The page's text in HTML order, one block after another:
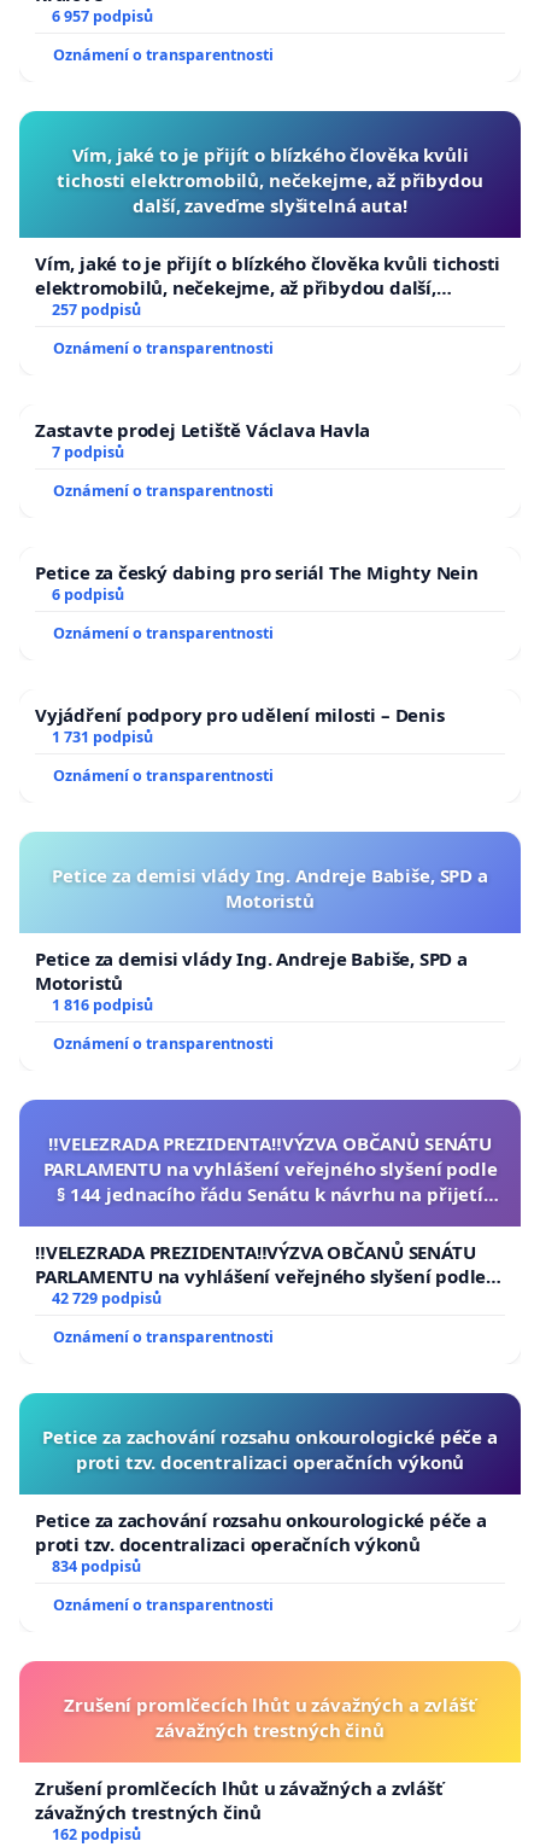
6 957 podpisů
Oznámení o transparentnosti
Vím, jaké to je přijít o blízkého člověka kvůli
tichosti elektromobilů, nečekejme, až přibydou
další, zaveďme slyšitelná auta!
Vím, jaké to je přijít o blízkého člověka kvůli tichosti
elektromobilů, nečekejme, až přibydou další,
zaveďme slyšitelná auta!
257 podpisů
Oznámení o transparentnosti
Zastavte prodej Letiště Václava Havla
7 podpisů
Oznámení o transparentnosti
Petice za český dabing pro seriál The Mighty Nein
6 podpisů
Oznámení o transparentnosti
Vyjádření podpory pro udělení milosti – Denis
1 731 podpisů
Oznámení o transparentnosti
Petice za demisi vlády Ing. Andreje Babiše, SPD a
Motoristů
Petice za demisi vlády Ing. Andreje Babiše, SPD a
Motoristů
1 816 podpisů
Oznámení o transparentnosti
‼️VELEZRADA PREZIDENTA‼️VÝZVA OBČANŮ SENÁTU
PARLAMENTU na vyhlášení veřejného slyšení podle
§ 144 jednacího řádu Senátu k návrhu na přijetí
republiky
‼️VELEZRADA PREZIDENTA‼️VÝZVA OBČANŮ SENÁTU
PARLAMENTU na vyhlášení veřejného slyšení podle §
144 jednacího řádu Senátu k návrhu na přijetí
usnesení k podání ústavní žaloby na prezidenta
republiky
42 729 podpisů
Oznámení o transparentnosti
Petice za zachování rozsahu onkourologické péče a
proti tzv. docentralizaci operačních výkonů
Petice za zachování rozsahu onkourologické péče a
proti tzv. docentralizaci operačních výkonů
834 podpisů
Oznámení o transparentnosti
Zrušení promlčecích lhůt u závažných a zvlášť
závažných trestných činů
Zrušení promlčecích lhůt u závažných a zvlášť
závažných trestných činů
162 podpisů